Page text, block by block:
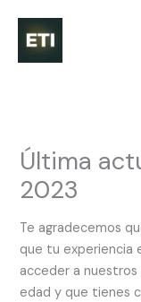
contenido
Última
2023
Te agradecemos
que tu experiencia
acceder a nuestros
edad y que tienes